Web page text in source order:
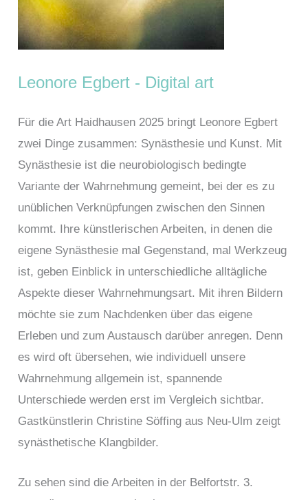
Leonore Egbert - Digital art
Für die Art Haidhausen 2025 bringt Leonore Egbert
zwei Dinge zusammen: Synästhesie und Kunst. Mit
Synästhesie ist die neurobiologisch bedingte
Variante der Wahrnehmung gemeint, bei der es zu
unüblichen Verknüpfungen zwischen den Sinnen
kommt. Ihre künstlerischen Arbeiten, in denen die
eigene Synästhesie mal Gegenstand, mal Werkzeug
ist, geben Einblick in unterschiedliche alltägliche
Aspekte dieser Wahrnehmungsart. Mit ihren Bildern
möchte sie zum Nachdenken über das eigene
Erleben und zum Austausch darüber anregen. Denn
es wird oft übersehen, wie individuell unsere
Wahrnehmung allgemein ist, spannende
Unterschiede werden erst im Vergleich sichtbar.
Gastkünstlerin Christine Söffing aus Neu-Ulm zeigt
synästhetische Klangbilder.
Zu sehen sind die Arbeiten in der Belfortstr. 3.